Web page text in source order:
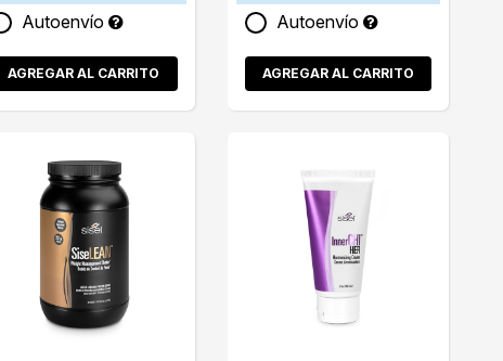
Autoenvío
AGREGAR AL CARRITO
Autoenvío
AGREGAR AL CARRITO